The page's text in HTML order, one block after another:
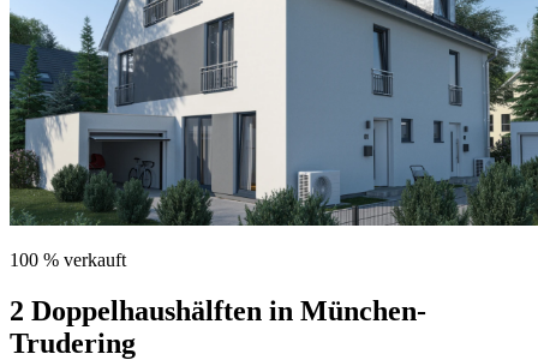
100 % verkauft
2 Doppelhaushälften in München-
Trudering